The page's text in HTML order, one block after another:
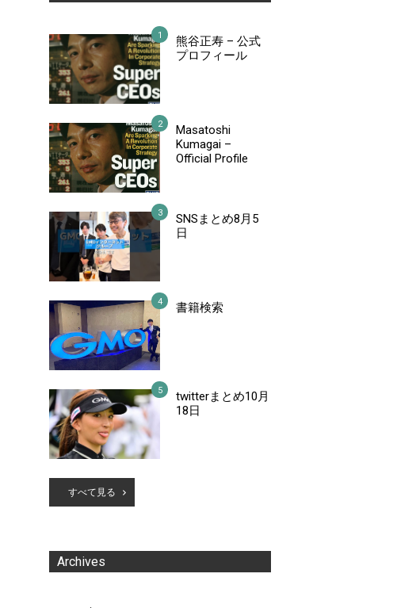
熊谷正寿 – 公式
プロフィール
Masatoshi
Kumagai –
Official Profile
SNSまとめ8月5
日
書籍検索
twitterまとめ10月
18日
すべて見る
Archives